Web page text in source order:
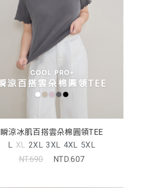
瞬涼冰肌百搭雲朵棉圓領TEE
L XL 2XL 3XL 4XL 5XL
NT.690
NTD.607